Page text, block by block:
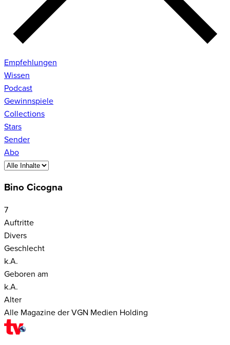
Empfehlungen
Wissen
Podcast
Gewinnspiele
Collections
Stars
Sender
Abo
Bino Cicogna
7
Auftritte
Divers
Geschlecht
k.A.
Geboren am
k.A.
Alter
Alle Magazine der VGN Medien Holding